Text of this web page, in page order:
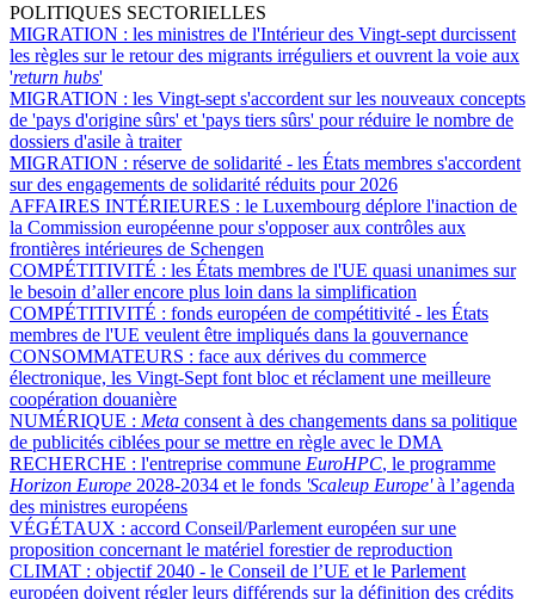
POLITIQUES SECTORIELLES
MIGRATION : les ministres de l'Intérieur des Vingt-sept durcissent
les règles sur le retour des migrants irréguliers et ouvrent la voie aux
'return hubs'
MIGRATION : les Vingt-sept s'accordent sur les nouveaux concepts
de 'pays d'origine sûrs' et 'pays tiers sûrs' pour réduire le nombre de
dossiers d'asile à traiter
MIGRATION : réserve de solidarité - les États membres s'accordent
sur des engagements de solidarité réduits pour 2026
AFFAIRES INTÉRIEURES : le Luxembourg déplore l'inaction de
la Commission européenne pour s'opposer aux contrôles aux
frontières intérieures de Schengen
COMPÉTITIVITÉ : les États membres de l'UE quasi unanimes sur
le besoin d’aller encore plus loin dans la simplification
COMPÉTITIVITÉ : fonds européen de compétitivité - les États
membres de l'UE veulent être impliqués dans la gouvernance
CONSOMMATEURS : face aux dérives du commerce
électronique, les Vingt-Sept font bloc et réclament une meilleure
coopération douanière
NUMÉRIQUE : Meta consent à des changements dans sa politique
de publicités ciblées pour se mettre en règle avec le DMA
RECHERCHE : l'entreprise commune EuroHPC, le programme
Horizon Europe 2028-2034 et le fonds 'Scaleup Europe'à l’agenda
des ministres européens
VÉGÉTAUX : accord Conseil/Parlement européen sur une
proposition concernant le matériel forestier de reproduction
CLIMAT : objectif 2040 - le Conseil de l’UE et le Parlement
européen doivent régler leurs différends sur la définition des crédits